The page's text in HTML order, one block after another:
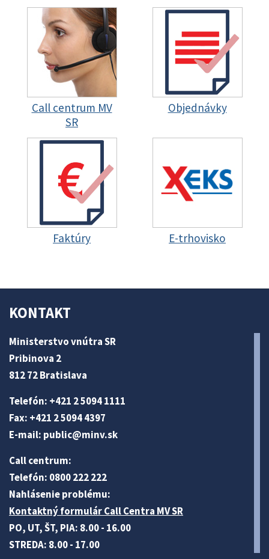
Call centrum MV
SR
Objednávky
Faktúry E-trhovisko
KONTAKT
Ministerstvo vnútra SR
Pribinova 2
812 72 Bratislava
Telefón: +421 2 5094 1111
Fax: +421 2 5094 4397
E-mail: public@minv.sk
Call centrum:
Telefón: 0800 222 222
Nahlásenie problému:
Kontaktný formulár Call Centra MV SR
PO, UT, ŠT, PIA: 8.00 - 16.00
STREDA: 8.00 - 17.00